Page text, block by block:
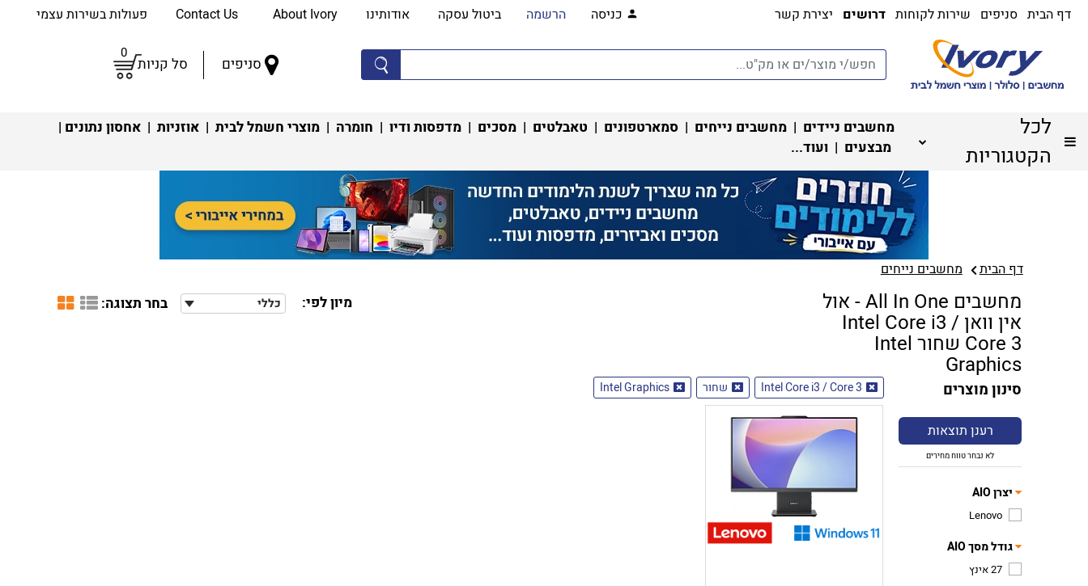
דף הבית סניפים שירות לקוחות דרושים יצירת קשר כניסה הרשמה ביטול עסקה אודותינו About Ivory פעולות בשירות עצמי
סניפים סל קניות
0
לכל
הקטגוריות
מחשבים ניידים | מחשבים נייחים | סמארטפונים | טאבלטים | מסכים | מדפסות ודיו | חומרה | מוצרי חשמל לבית | אוזניות | אחסון נתונים |
מבצעים | ועוד...
דף הבית מחשבים נייחים
מחשבים All In One - אול
אין וואן Intel Core i3 /
Core 3 שחור Intel
Graphics
מיון לפי: כללי בחר תצוגה:
סינון מוצרים
רענן תוצאות
לא נבחר טווח מחירים
יצרן AIO
Lenovo
גודל מסך AIO
27 אינץ
Intel Core i3 / Core 3 שחור Intel Graphics